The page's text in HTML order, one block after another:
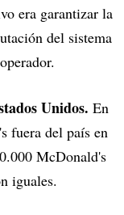
era garantizar la
del sistema
Unidos. En
fuera del país en
McDonald's
iguales.